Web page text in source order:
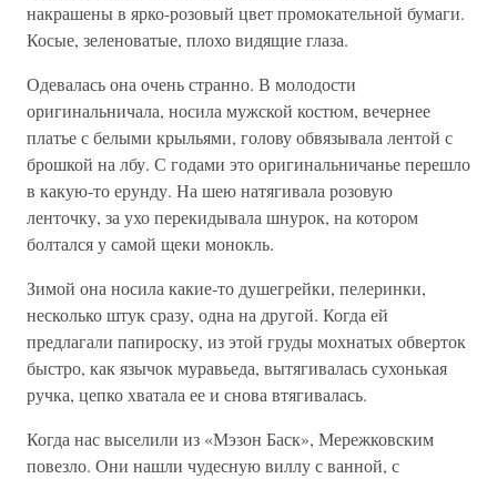
накрашены в ярко-розовый цвет промокательной бумаги.
Косые, зеленоватые, плохо видящие глаза.
Одевалась она очень странно. В молодости
оригинальничала, носила мужской костюм, вечернее
платье с белыми крыльями, голову обвязывала лентой с
брошкой на лбу. С годами это оригинальничанье перешло
в какую-то ерунду. На шею натягивала розовую
ленточку, за ухо перекидывала шнурок, на котором
болтался у самой щеки монокль.
Зимой она носила какие-то душегрейки, пелеринки,
несколько штук сразу, одна на другой. Когда ей
предлагали папироску, из этой груды мохнатых обверток
быстро, как язычок муравьеда, вытягивалась сухонькая
ручка, цепко хватала ее и снова втягивалась.
Когда нас выселили из «Мэзон Баск», Мережковским
повезло. Они нашли чудесную виллу с ванной, с